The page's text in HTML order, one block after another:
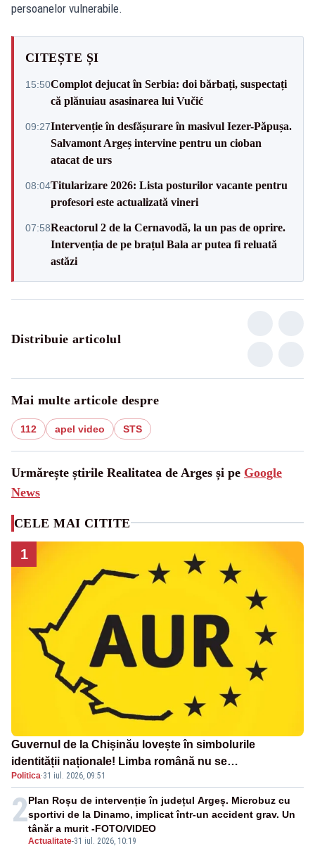
persoanelor vulnerabile.
CITEȘTE ȘI
15:50Complot dejucat în Serbia: doi bărbați, suspectați
că plănuiau asasinarea lui Vučić
09:27Intervenție în desfășurare în masivul Iezer-Păpușa.
Salvamont Argeș intervine pentru un cioban
atacat de urs
08:04Titularizare 2026: Lista posturilor vacante pentru
profesori este actualizată vineri
07:58Reactorul 2 de la Cernavodă, la un pas de oprire.
Intervenția de pe brațul Bala ar putea fi reluată
astăzi
Distribuie articolul
Mai multe articole despre
112 apel video STS
Urmărește știrile Realitatea de Arges și pe Google
News
CELE MAI CITITE
1
Guvernul de la Chișinău lovește în simbolurile
identității naționale! Limba română nu se
economisește! Limba română se sărbătorește!
Politica·31 iul. 2026, 09:51
2
Actualitate-31 iul. 2026, 10:19
Plan Roșu de intervenție în județul Argeș. Microbuz cu
sportivi de la Dinamo, implicat într-un accident grav. Un
tânăr a murit -FOTO/VIDEO